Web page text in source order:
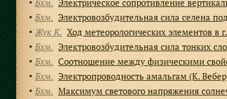
● Бхм. Электрическое сопротивление
● Бхм. Электровозбудительная сила селена
● Жук К. Ход метеорологических элементов в
● Бхм. Электровозбудительная сила тонких
● Бхм. Соотношение между физическими
● Бхм. Электропроводность амальгам (К.
● Бхм. Максимум светового напряжения